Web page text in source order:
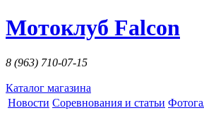
Мотоклуб Falcon
8 (963) 710-07-15
Каталог магазина
Новости Соревнования и статьи